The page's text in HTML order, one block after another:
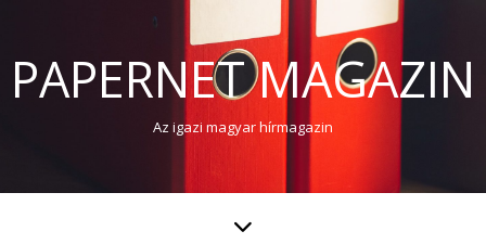
PAPERNET MAGAZIN
Az igazi magyar hírmagazin